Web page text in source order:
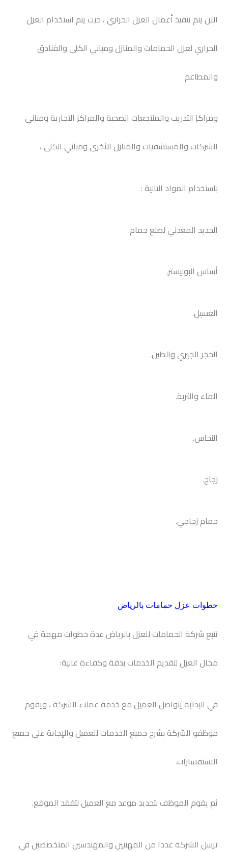
الآن يتم تنفيذ أعمال العزل الحراري ، حيث يتم استخدام العزل
الحراري لعزل الحمامات والمنازل ومباني الكلى والفنادق
والمطاعم
ومراكز التدريب والمنتجعات الصحية والمراكز التجارية ومباني
الشركات والمستشفيات والمنازل الأخرى ومباني الكلى ،
باستخدام المواد التالية :
الحديد المعدني لصنع حمام.
أساس البوليستر.
الغسيل.
الحجر الجيري والطين.
الماء والتربة.
النحاس.
زجاج.
حمام زجاجي.
خطوات عزل حمامات بالرياض
تتبع شركة الحمامات للعزل بالرياض عدة خطوات مهمة في
مجال العزل لتقديم الخدمات بدقة وكفاءة عالية:
في البداية يتواصل العميل مع خدمة عملاء الشركة ، ويقوم
موظفو الشركة بشرح جميع الخدمات للعميل والإجابة على جميع
الاستفسارات.
ثم يقوم الموظف بتحديد موعد مع العميل لتفقد الموقع.
ترسل الشركة عددا من المهنيين والمهندسين المتخصصين في